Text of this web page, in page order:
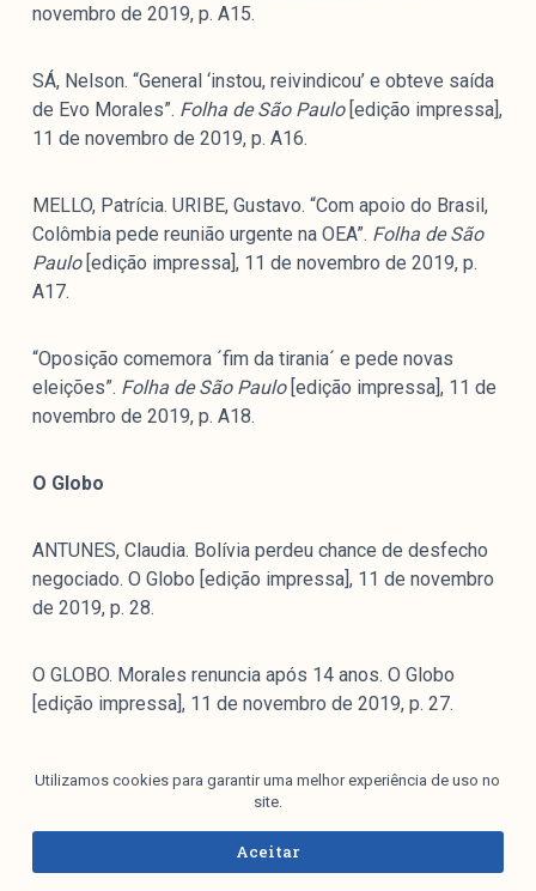
novembro de 2019, p. A15.
SÁ, Nelson. “General ‘instou, reivindicou’ e obteve saída
de Evo Morales”. Folha de São Paulo[edição impressa],
11 de novembro de 2019, p. A16.
MELLO, Patrícia. URIBE, Gustavo. “Com apoio do Brasil,
Colômbia pede reunião urgente na OEA”. Folha de São
Paulo[edição impressa], 11 de novembro de 2019, p.
A17.
“Oposição comemora ´fim da tirania´ e pede novas
eleições”. Folha de São Paulo[edição impressa], 11 de
novembro de 2019, p. A18.
O Globo
ANTUNES, Claudia. Bolívia perdeu chance de desfecho
negociado. O Globo [edição impressa], 11 de novembro
de 2019, p. 28.
O GLOBO. Morales renuncia após 14 anos. O Globo
[edição impressa], 11 de novembro de 2019, p. 27.
MAIA, Gustavo; ROSA, Bruno. Para Bolsonaro, esquerda
fala em ‘golpe’ quando perde.O Globo [edição impressa],
11 de novembro de 2019, p. 27.
Utilizamos cookies para garantir uma melhor experiência de uso no
site.
Aceitar